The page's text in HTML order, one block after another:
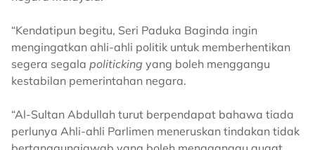
“Kendatipun begitu, Seri Paduka Baginda ingin
mengingatkan ahli-ahli politik untuk memberhentikan
segera segala politicking yang boleh menggangu
kestabilan pemerintahan negara.
“Al-Sultan Abdullah turut berpendapat bahawa tiada
perlunya Ahli-ahli Parlimen meneruskan tindakan tidak